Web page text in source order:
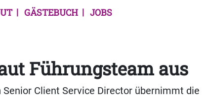
GÄSTEBUCH JOBS
Führungsteam aus
Client Service Director übernimmt die